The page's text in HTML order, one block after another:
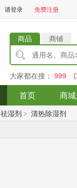
请登录 免费注册
商品 商铺
大家都在搜： 999
首页 商
祛湿剂 > 清热除湿剂